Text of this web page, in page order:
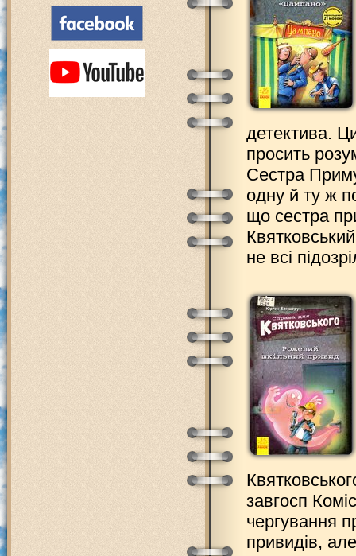
детектива.
просить
Сестра
одну й ту ж
що сестра
не всі
завгосп
чергування
привидів,